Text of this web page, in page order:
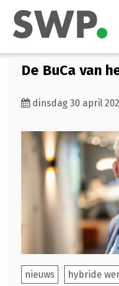
De BuCa van
dinsdag 30 april
nieuws hybride